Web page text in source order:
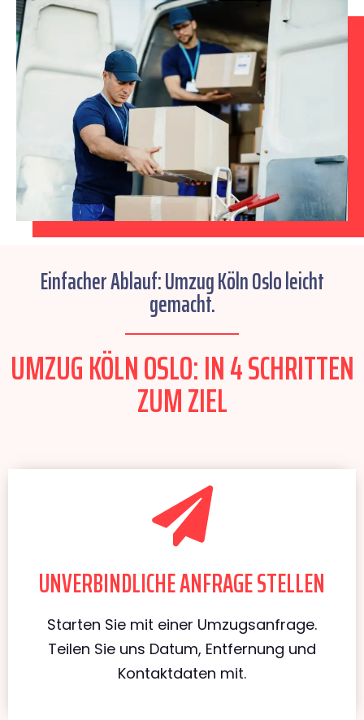
Einfacher Ablauf: Umzug Köln Oslo leicht
gemacht.
UMZUG KÖLN OSLO: IN 4 SCHRITTEN
ZUM ZIEL
UNVERBINDLICHE ANFRAGE STELLEN
Starten Sie mit einer Umzugsanfrage.
Teilen Sie uns Datum, Entfernung und
Kontaktdaten mit.